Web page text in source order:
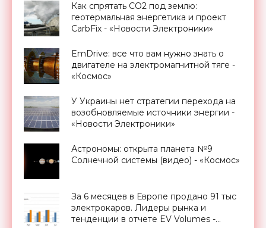
Как спрятать CO2 под землю:
геотермальная энергетика и проект
CarbFix - «Новости Электроники»
EmDrive: все что вам нужно знать о
двигателе на электромагнитной тяге -
«Космос»
У Украины нет стратегии перехода на
возобновляемые источники энергии -
«Новости Электроники»
Астрономы: открыта планета №9
Солнечной системы (видео) - «Космос»
За 6 месяцев в Европе продано 91 тыс
электрокаров. Лидеры рынка и
тенденции в отчете EV Volumes -